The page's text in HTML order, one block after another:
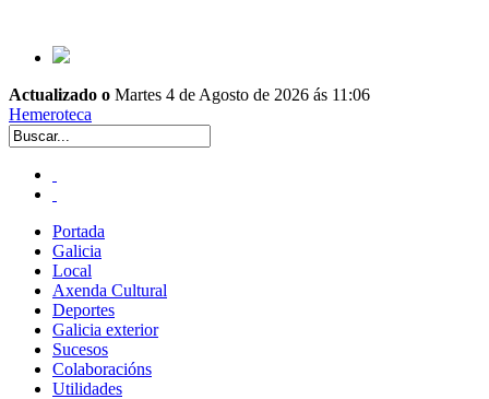
Actualizado o Martes 4 de Agosto de 2026 ás 11:06
Hemeroteca
Portada
Galicia
Local
Axenda Cultural
Deportes
Galicia exterior
Sucesos
Colaboracións
Utilidades